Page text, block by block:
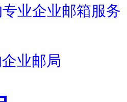
业企业邮箱服务
业邮局